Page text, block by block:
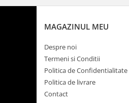
MAGAZINUL MEU
Despre noi
Termeni si Conditii
Politica de Confidentialitate
Politica de livrare
Contact